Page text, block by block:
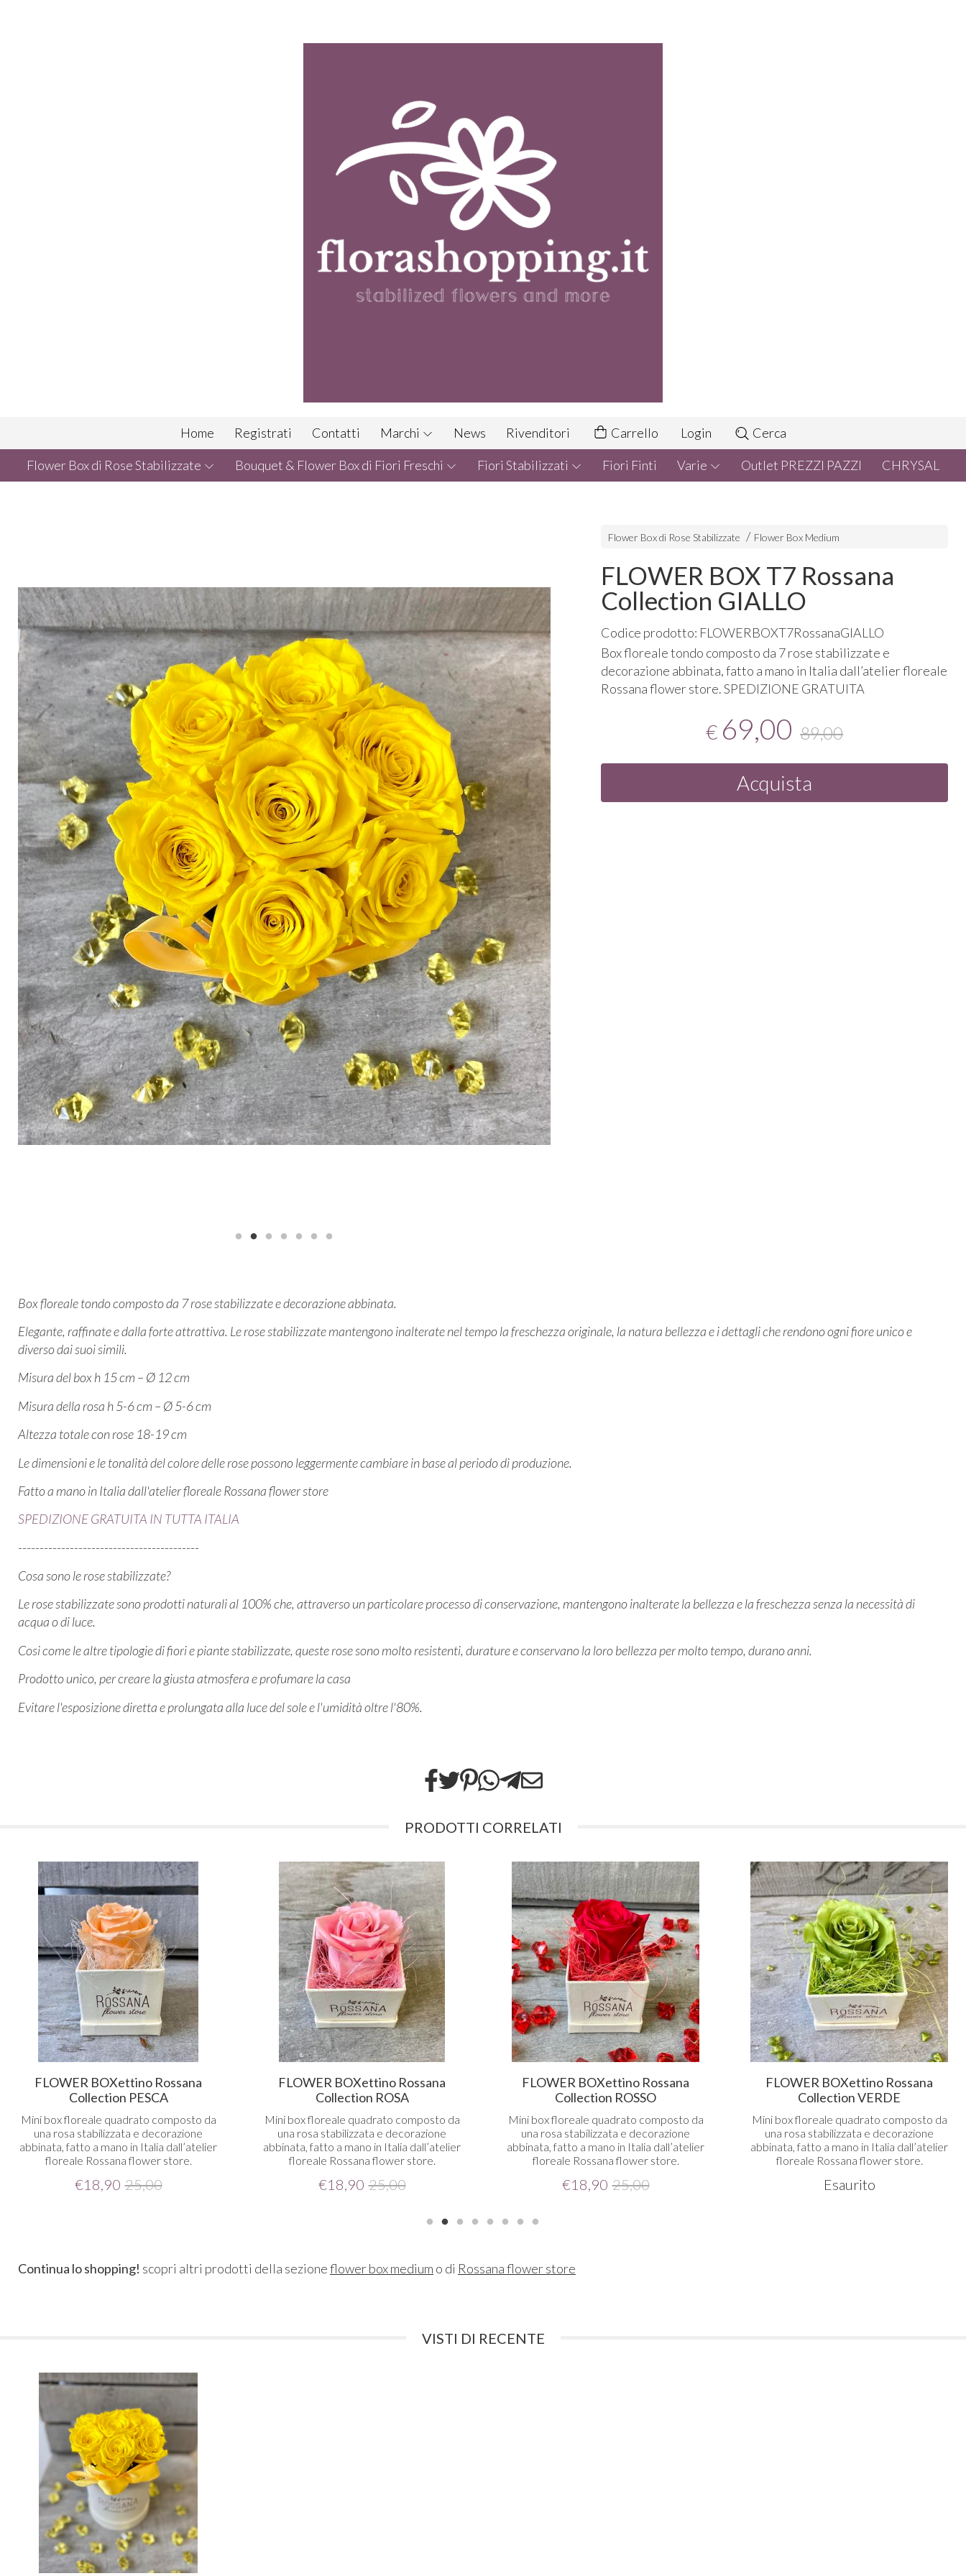
Home Registrati Contatti Marchi News Rivenditori Carrello Login Cerca
Flower Box di Rose Stabilizzate Bouquet & Flower Box di Fiori Freschi Fiori Stabilizzati Fiori Finti Varie Outlet PREZZI PAZZI CHRYSAL
Flower Box di Rose Stabilizzate Flower Box Medium
FLOWER BOX T7 Rossana
Collection GIALLO
Codice prodotto: FLOWERBOXT7RossanaGIALLO
Box floreale tondo composto da 7 rose stabilizzate e
decorazione abbinata, fatto a mano in Italia dall’atelier floreale
Rossana flower store.SPEDIZIONE GRATUITA
€ 69,00 89,00
Acquista
Box floreale tondo composto da 7 rose stabilizzate e decorazione abbinata.
Elegante, raffinate e dalla forte attrattiva. Le rose stabilizzate mantengono inalterate nel tempo la freschezza originale, la natura bellezza e i dettagli che rendono ogni fiore unico e
diverso dai suoi simili.
Misura del box h 15 cm – Ø 12 cm
Misura della rosa h 5-6 cm – Ø 5-6 cm
Altezza totale con rose 18-19 cm
Le dimensioni e le tonalità del colore delle rose possono leggermente cambiare in base al periodo di produzione.
Fatto a mano in Italia dall'atelier floreale Rossana flower store
SPEDIZIONE GRATUITA IN TUTTA ITALIA
------------------------------------------
Cosa sono le rose stabilizzate?
Le rose stabilizzate sono prodotti naturali al 100% che, attraverso un particolare processo di conservazione, mantengono inalterate la bellezza e la freschezza senza la necessità di
acqua o di luce.
Cosi come le altre tipologie di fiori e piante stabilizzate, queste rose sono molto resistenti, durature e conservano la loro bellezza per molto tempo, durano anni.
Prodotto unico, per creare la giusta atmosfera e profumare la casa
Evitare l'esposizione diretta e prolungata alla luce del sole e l'umidità oltre l'80%.
PRODOTTI CORRELATI
FLOWER BOXettino Rossana
Collection PESCA
Mini box floreale quadrato composto da
una rosa stabilizzata e decorazione
abbinata, fatto a mano in Italia dall’atelier
floreale Rossana flower store.
€18,90 25,00
FLOWER BOXettino Rossana
Collection ROSA
Mini box floreale quadrato composto da
una rosa stabilizzata e decorazione
abbinata, fatto a mano in Italia dall’atelier
floreale Rossana flower store.
€18,90 25,00
FLOWER BOXettino Rossana
Collection ROSSO
Mini box floreale quadrato composto da
una rosa stabilizzata e decorazione
abbinata, fatto a mano in Italia dall’atelier
floreale Rossana flower store.
€18,90 25,00
FLOWER BOXettino Rossana
Collection VERDE
Mini box floreale quadrato composto da
una rosa stabilizzata e decorazione
abbinata, fatto a mano in Italia dall’atelier
floreale Rossana flower store.
Esaurito
Continua lo shopping! scopri altri prodotti della sezioneflower box medium o di Rossana flower store
VISTI DI RECENTE